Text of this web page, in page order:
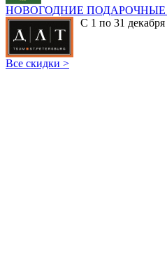
НОВОГОДНИЕ ПОДАРОЧНЫЕ
С 1 по 31 декабря
Все скидки >